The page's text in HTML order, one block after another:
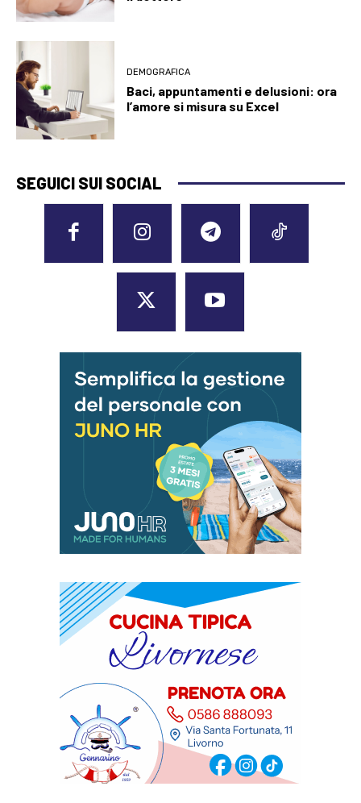
DEMOGRAFICA
Baci, appuntamenti e delusioni: ora
l’amore si misura su Excel
SEGUICI SUI SOCIAL